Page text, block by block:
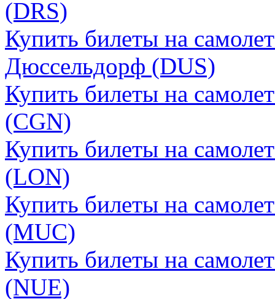
(DRS)
Купить билеты на
Дюссельдорф (DUS)
Купить билеты на
(CGN)
Купить билеты на
(LON)
Купить билеты на
(MUC)
Купить билеты на
(NUE)